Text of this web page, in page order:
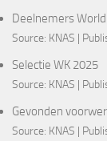
Deelnemers
Source: KNAS
Selectie WK 2025
Source: KNAS
Gevonden
Source: KNAS